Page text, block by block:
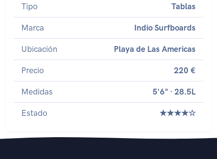
Tipo Tablas
Marca Indio Surfboards
Ubicación Playa de Las Americas
Precio 220 €
Medidas 5'6" · 28.5L
Estado ★★★★☆